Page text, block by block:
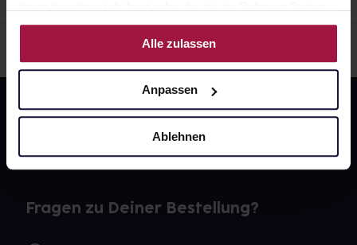
Nutzung der Dienste gesammelt haben.
Alle zulassen
Anpassen
Ablehnen
Fragen zu Deiner Bestellung?